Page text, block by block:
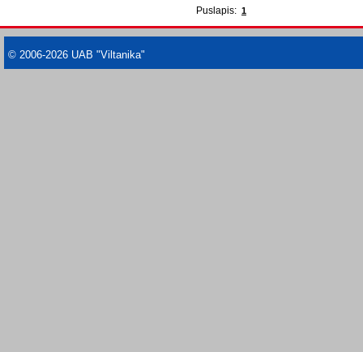
Puslapis: 1
© 2006-2026 UAB "Viltanika"